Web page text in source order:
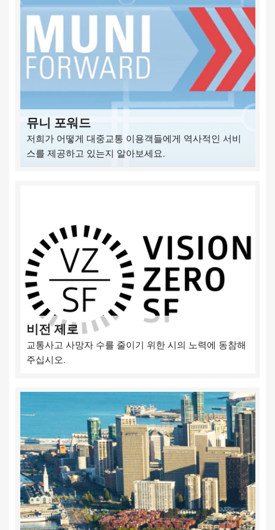
뮤니 포워드
저희가 어떻게 대중교통 이용객들에게 역사적인 서비
스를 제공하고 있는지 알아보세요.
비전 제로
교통사고 사망자 수를 줄이기 위한 시의 노력에 동참해
주십시오.